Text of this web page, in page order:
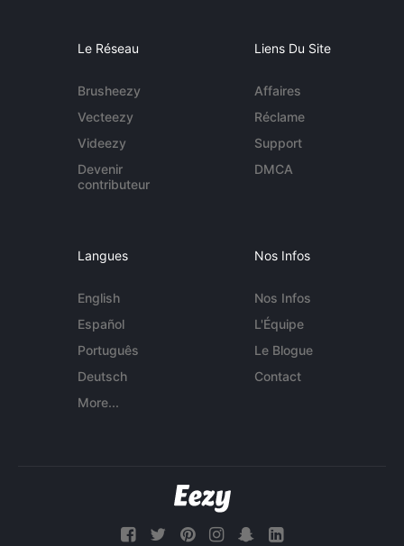
Le Réseau
Brusheezy
Vecteezy
Videezy
Devenir
contributeur
Liens Du Site
Affaires
Réclame
Support
DMCA
Langues
English
Español
Português
Deutsch
More...
Nos Infos
Nos Infos
L'Équipe
Le Blogue
Contact